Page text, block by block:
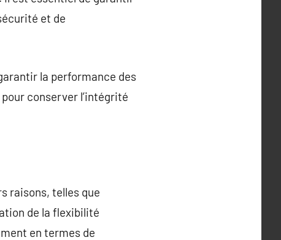
et de
la performance des
conserver l’intégrité
raisons, telles que
de la flexibilité
en termes de